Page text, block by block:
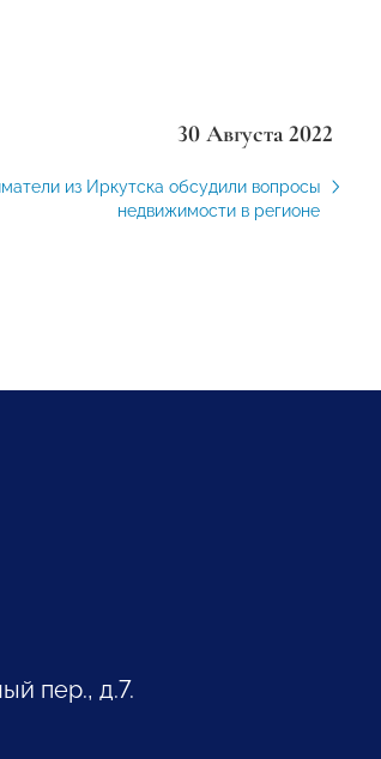
30 Августа 2022
из Иркутска обсудили вопросы
недвижимости в регионе
пер., д.7.